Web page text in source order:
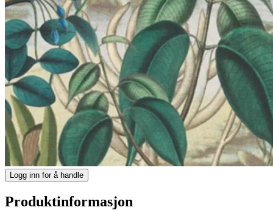
Logg inn for å handle
Produktinformasjon